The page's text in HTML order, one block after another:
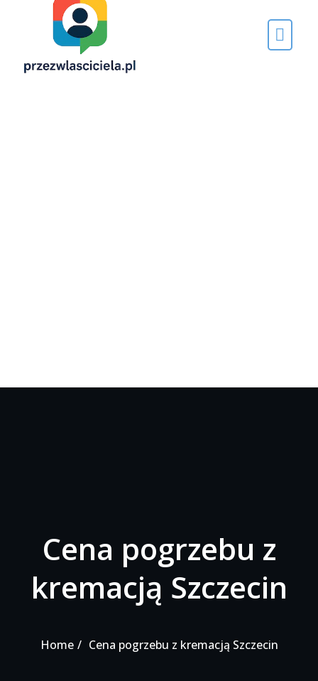
Cena pogrzebu z
kremacją Szczecin
Home Cena pogrzebu z kremacją Szczecin